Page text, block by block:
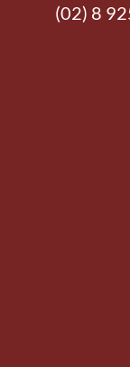
(02) 8